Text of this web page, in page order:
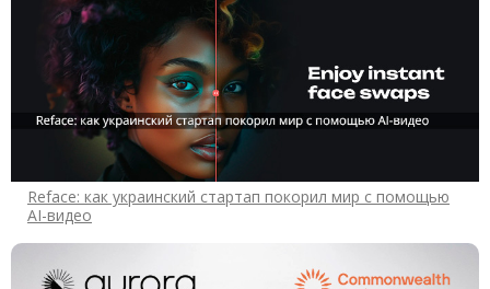
Reface: как украинский стартап покорил мир с помощью
AI-видео